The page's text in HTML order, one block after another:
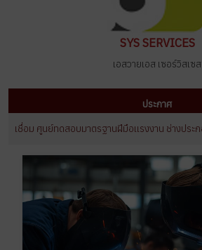
SYS SERVICES
เอสวายเอส เซอร์วิสเซส
ประกาศ
ชื่อม ศูนย์ทดสอบมาตรฐานฝีมือเเรงงาน ช่างประกอบ